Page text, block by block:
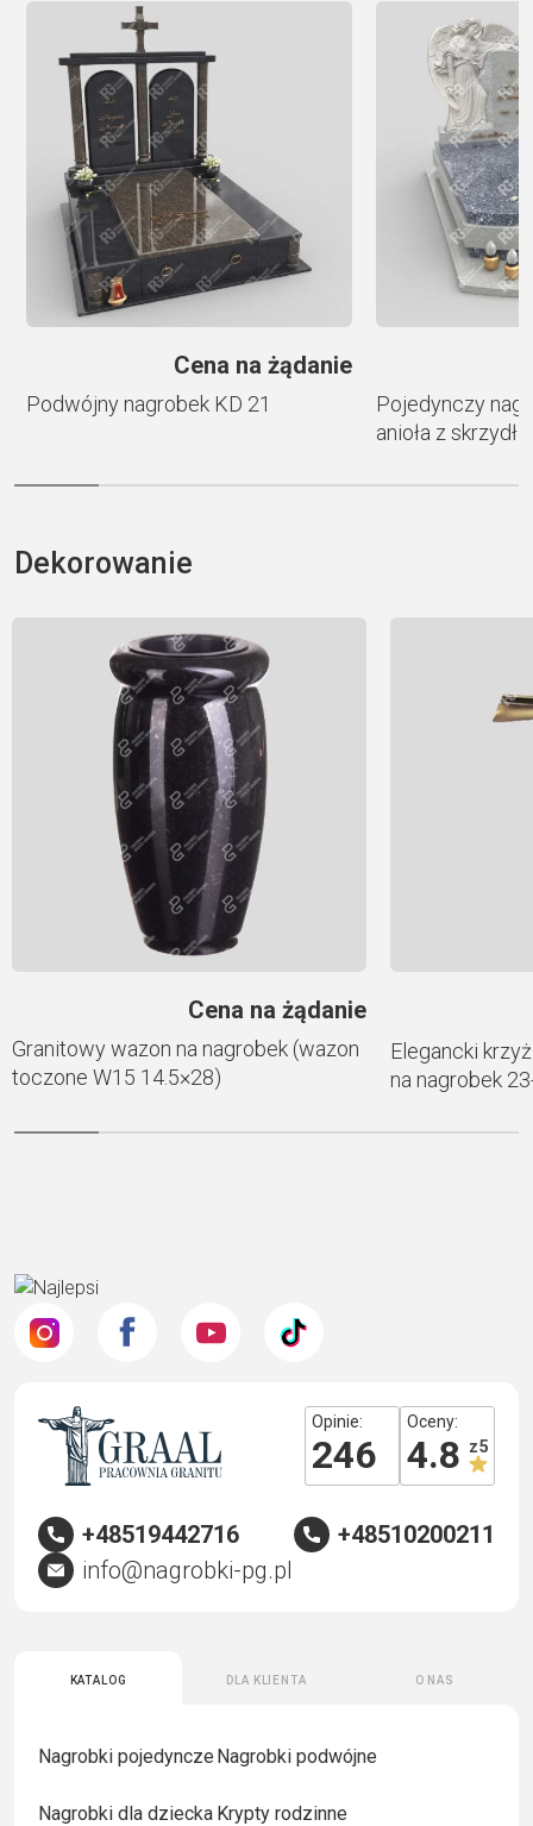
r
Cena na żądanie
Podwójny nagrobek KD 21
Pojedynczy
anioła z
Dekorowanie
Cena na żądanie
Granitowy wazon na nagrobek (wazon
toczone W15 14.5×28)
Elegancki
na nagrobek
Katalog Dla klienta O nas
Nagrobki pojedyncze Nagrobki podwójne
Nagrobki dla dziecka Krypty rodzinne
Opinie:
246
Oceny:
4.8 z 5
+48519442716
+48510200211
info@nagrobki-pg.pl